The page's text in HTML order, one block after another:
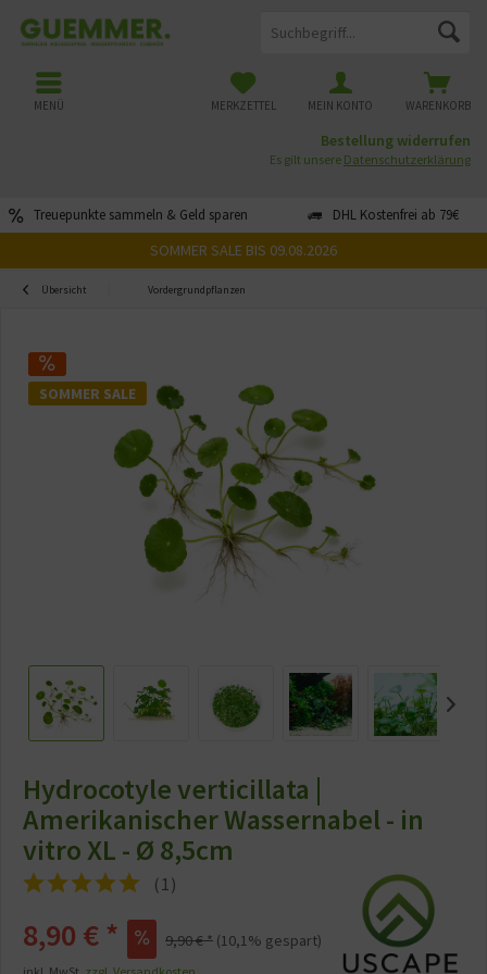
Treuepunkte sammeln & Geld sparen DHL Kostenfrei ab 79€
WARENKORB
MERKZETTEL MEIN KONTO
MENÜ
Bestellung widerrufen
Es gilt unsere Datenschutzerklärung
SOMMER SALE BIS 09.08.2026
Übersicht Vordergrundpflanzen
SOMMER SALE
Hydrocotyle verticillata |
Amerikanischer Wassernabel - in
vitro XL - Ø 8,5cm
(1)
8,90 €* 9,90 €* (10,1% gespart)